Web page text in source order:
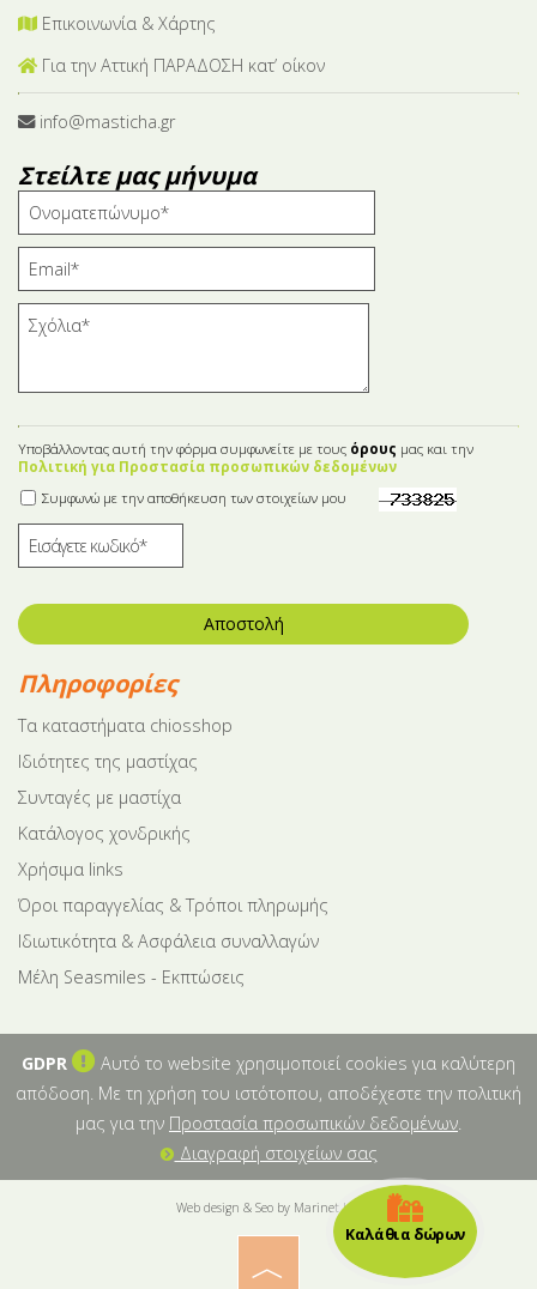
Επικοινωνία & Χάρτης
Για την Αττική ΠΑΡΑΔΟΣΗ κατ’ οίκον
info@masticha.gr
Στείλτε μας μήνυμα
Υποβάλλοντας αυτή την φόρμα συμφωνείτε με τους όρους μας και την
Πολιτική για Προστασία προσωπικών δεδομένων
Συμφωνώ με την αποθήκευση των στοιχείων μου
Αποστολή
Πληροφορίες
Tα καταστήματα chiosshop
Ιδιότητες της μαστίχας
Συνταγές με μαστίχα
Κατάλογος χονδρικής
Χρήσιμα links
Όροι παραγγελίας & Τρόποι πληρωμής
Ιδιωτικότητα & Ασφάλεια συναλλαγών
Μέλη Seasmiles - Εκπτώσεις
GDPR
Αυτό το website χρησιμοποιεί cookies για καλύτερη
απόδοση. Με τη χρήση του ιστότοπου, αποδέχεστε την πολιτική
μας για την Προστασία προσωπικών δεδομένων
Διαγραφή στοιχείων σας
Web design & Seo by Marinet Ltd
︿
Καλάθια δώρων